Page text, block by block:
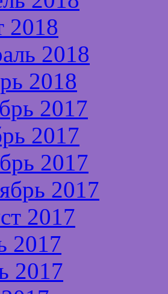
2018
2018
2018
2017
2017
2017
2017
2017
2017
2017